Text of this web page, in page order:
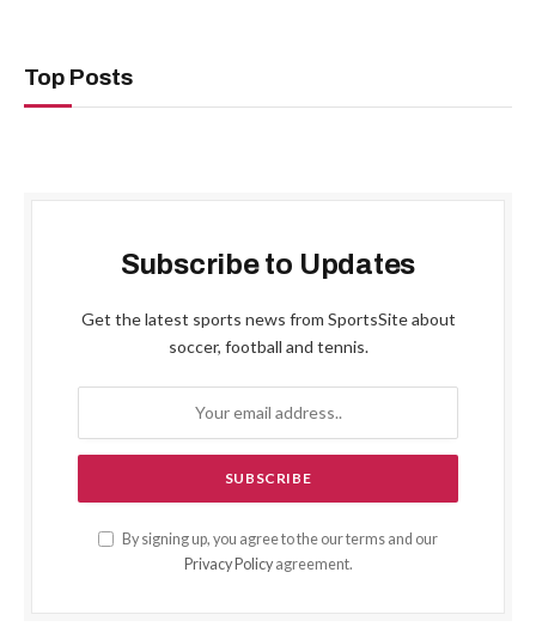
Top Posts
Subscribe to Updates
Get the latest sports news from SportsSite about
soccer, football and tennis.
By signing up, you agree to the our terms and our
Privacy Policyagreement.